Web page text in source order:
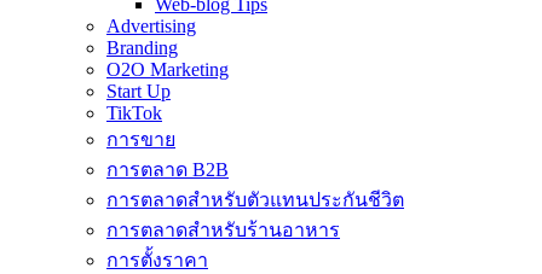
Web-blog Tips
Advertising
Branding
O2O Marketing
Start Up
TikTok
การขาย
การตลาด B2B
การตลาดสำหรับตัวแทนประกันชีวิต
การตลาดสำหรับร้านอาหาร
การตั้งราคา